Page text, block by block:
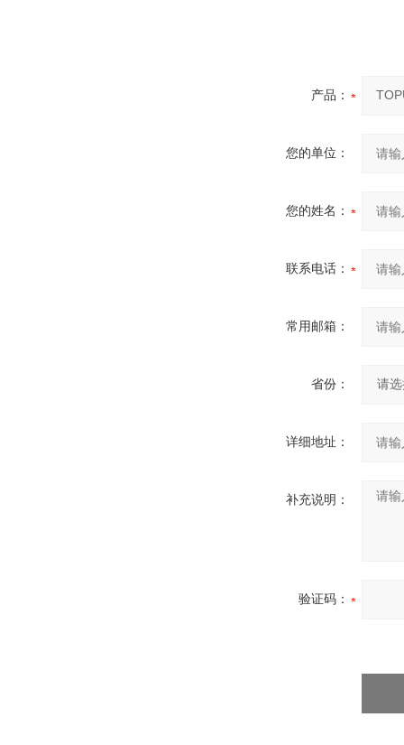
产品：
您的单位：
您的姓名：
联系电话：
常用邮箱：
省份：
详细地址：
补充说明：
验证码：